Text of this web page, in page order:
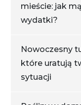
mieście: jak
wydatki?
Nowoczesny
które uratują
sytuacji